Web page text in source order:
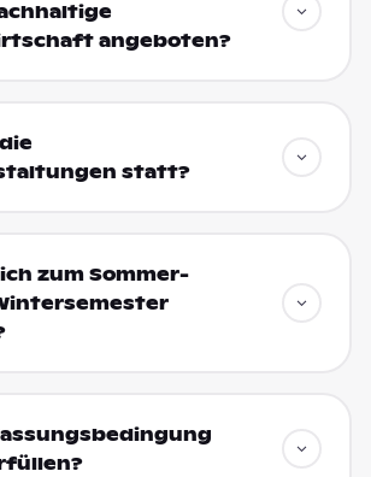
angeboten?
statt?
zum Sommer-